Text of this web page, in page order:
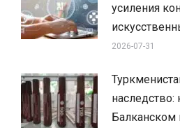
усиления
2026-07-31
наследство:
Балканском